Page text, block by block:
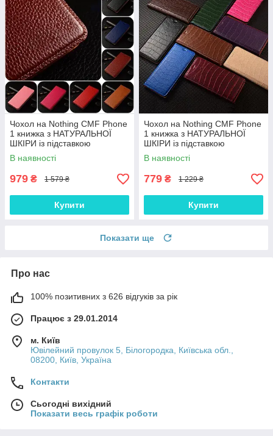
Чохол на Nothing CMF Phone
1 книжка з НАТУРАЛЬНОЇ
ШКІРИ із підставкою
візитницею протиударний
магнітний "BULL"
В наявності
979 ₴ 1 579 ₴
Купити
Чохол на Nothing CMF Phone
1 книжка з НАТУРАЛЬНОЇ
ШКІРИ із підставкою
візитницею протиударний
магнітний "LUXOR"
В наявності
779 ₴ 1 229 ₴
Купити
Показати ще
Про нас
100% позитивних з 626 відгуків за рік
Працює з 29.01.2014
м. Київ
Ювілейний провулок 5, Білогородка, Київська обл.,
08200, Київ, Україна
Контакти
Сьогодні вихідний
Показати весь графік роботи